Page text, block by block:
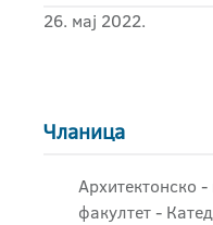
26. мај 2022.
Чланица
Архитектонско
факултет -